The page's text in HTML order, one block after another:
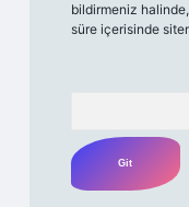
bildirmeniz
süre içerisinde